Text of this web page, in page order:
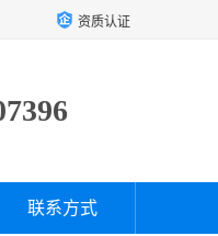
资质认证
联系方式